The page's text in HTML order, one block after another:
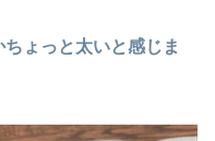
ょっと太いと感じま